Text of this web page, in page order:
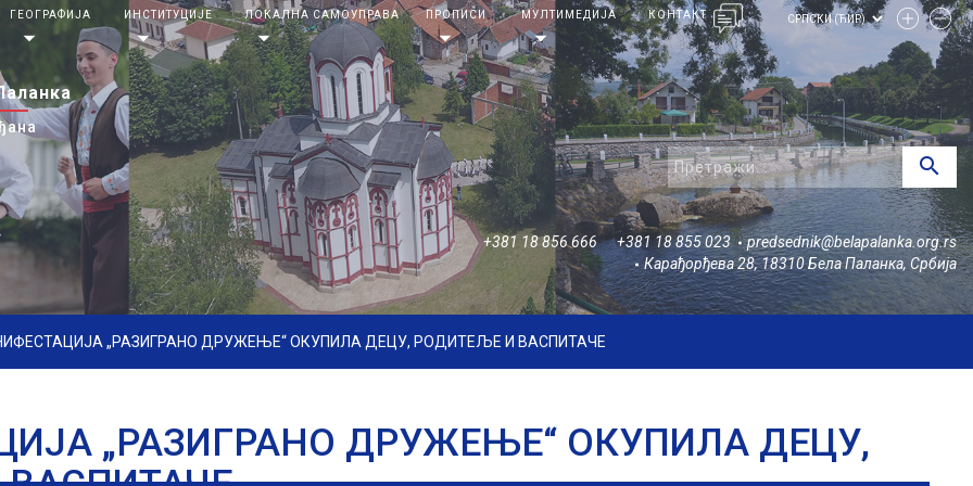
ГЕОГРАФИЈА
arrow_drop_down
ИНСТИТУЦИЈЕ
arrow_drop_down
ЛОКАЛНА САМОУПРАВА
arrow_drop_down
ПРОПИСИ
arrow_drop_down
МУЛТИМЕДИЈА
arrow_drop_down
КОНТАКТ
search
+381 18 856 666 +381 18 855 023
predsednik@belapalanka.org.rs
Карађорђева 28, 18310 Бела Паланка, Србија
„РАЗИГРАНО ДРУЖЕЊЕ“ ОКУПИЛА ДЕЦУ, РОДИТЕЉЕ И ВАСПИТАЧЕ
„РАЗИГРАНО ДРУЖЕЊЕ“ ОКУПИЛА ДЕЦУ,